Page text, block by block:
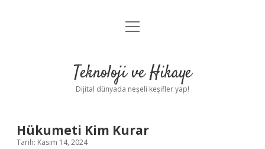
Anasayfa
Yasal Uyarı
menüyü
Teknoloji ve Hikaye
Dijital dünyada neşeli keşifler yap!
Hükumeti Kim Kurar
Tarih: Kasım 14, 2024